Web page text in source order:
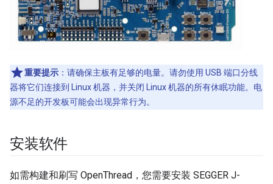
重要提示 ：请确保主板有足够的电量。请勿使用 USB 端口分线
器将它们连接到 Linux 机器，并关闭 Linux 机器的所有休眠功能。电
源不足的开发板可能会出现异常行为。
安装软件
如需构建和刷写 OpenThread，您需要安装 SEGGER J-